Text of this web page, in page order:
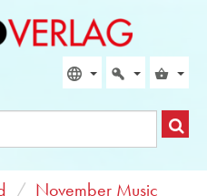
November Music